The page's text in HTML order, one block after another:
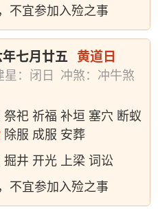
不宜参加入殓之事
七月廿五 黄道日
星：闭日
冲煞：冲牛煞
祭祀 祈福 补垣 塞穴 断蚁
除服 成服 安葬
掘井 开光 上梁 词讼
不宜参加入殓之事